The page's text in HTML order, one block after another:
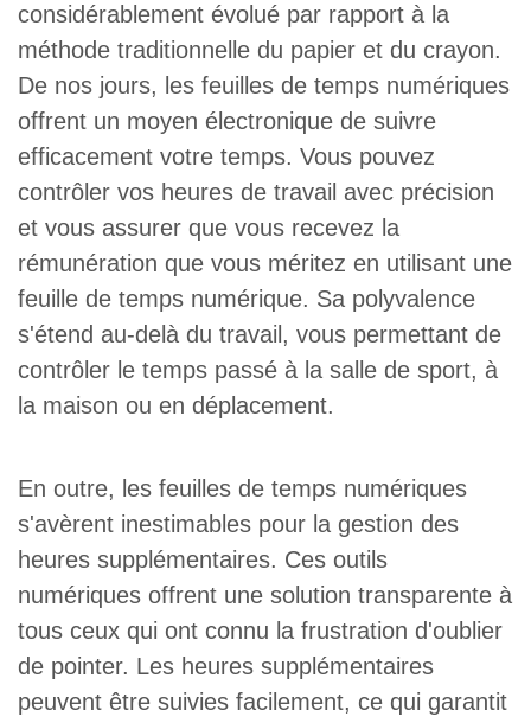
considérablement évolué par rapport à la
méthode traditionnelle du papier et du crayon.
De nos jours, les feuilles de temps numériques
offrent un moyen électronique de suivre
efficacement votre temps. Vous pouvez
contrôler vos heures de travail avec précision
et vous assurer que vous recevez la
rémunération que vous méritez en utilisant une
feuille de temps numérique. Sa polyvalence
s'étend au-delà du travail, vous permettant de
contrôler le temps passé à la salle de sport, à
la maison ou en déplacement.
En outre, les feuilles de temps numériques
s'avèrent inestimables pour la gestion des
heures supplémentaires. Ces outils
numériques offrent une solution transparente à
tous ceux qui ont connu la frustration d'oublier
de pointer. Les heures supplémentaires
peuvent être suivies facilement, ce qui garantit